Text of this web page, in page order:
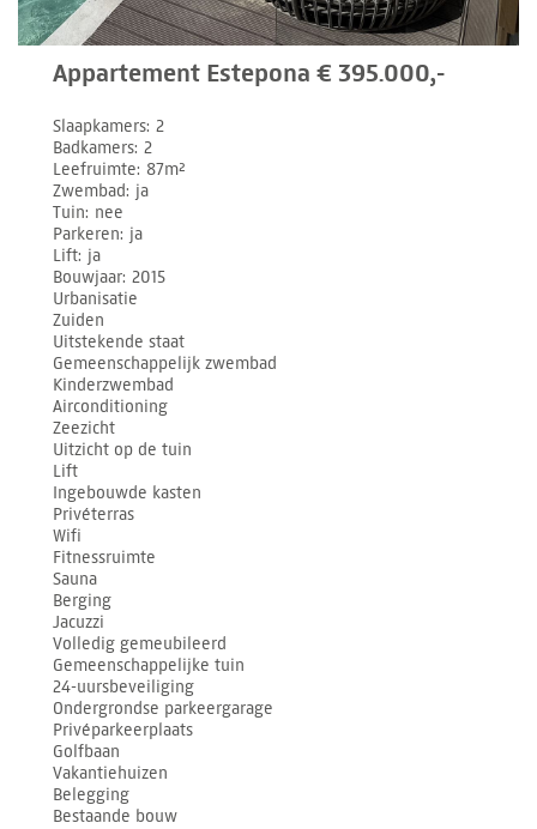
Appartement Estepona € 395.000,-
Slaapkamers 2
Badkamers 2
Leefruimte 87m²
Zwembad ja
Tuin nee
Parkeren ja
Lift ja
Bouwjaar 2015
Urbanisatie
Zuiden
Uitstekende staat
Gemeenschappelijk zwembad
Kinderzwembad
Airconditioning
Zeezicht
Uitzicht op de tuin
Lift
Ingebouwde kasten
Privéterras
Wifi
Fitnessruimte
Sauna
Berging
Jacuzzi
Volledig gemeubileerd
Gemeenschappelijke tuin
24-uursbeveiliging
Ondergrondse parkeergarage
Privéparkeerplaats
Golfbaan
Vakantiehuizen
Belegging
Bestaande bouw